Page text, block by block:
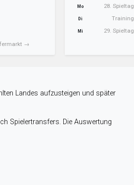
→
Mo 28. Spieltag
Di Training
Mi 29. Spieltag
Landes aufzusteigen und später
Spielertransfers. Die Auswertung